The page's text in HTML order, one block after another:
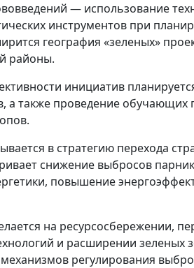
— использование
инструментов при
география «зеленых»
районы.
инициатив
а также проведение
в стратегию перехода
снижение выбросов
повышение
на ресурсосбережении,
и расширении зеленых
регулирования